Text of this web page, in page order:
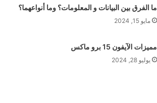
ما الفرق بين البيانات و المعلومات؟ وما أنواعهما؟
مايو 15, 2024
مميزات الآيفون 15 برو ماكس
يوليو 28, 2024